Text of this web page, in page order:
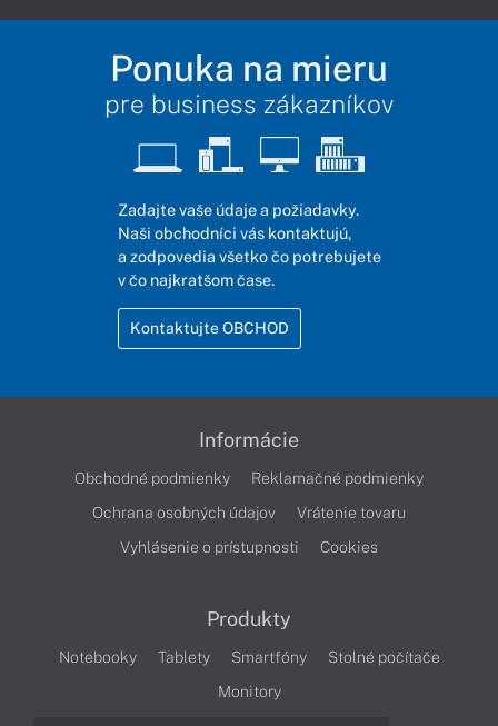
Ponuka na mieru
pre business zákazníkov
Zadajte vaše údaje a požiadavky.
Naši obchodníci vás kontaktujú,
a zodpovedia všetko čo potrebujete
v čo najkratšom čase.
Kontaktujte OBCHOD
Informácie
Obchodné podmienky
Reklamačné podmienky
Ochrana osobných údajov
Vrátenie tovaru
Vyhlásenie o prístupnosti
Cookies
Produkty
Notebooky Tablety Smartfóny
Stolné počítače
Monitory